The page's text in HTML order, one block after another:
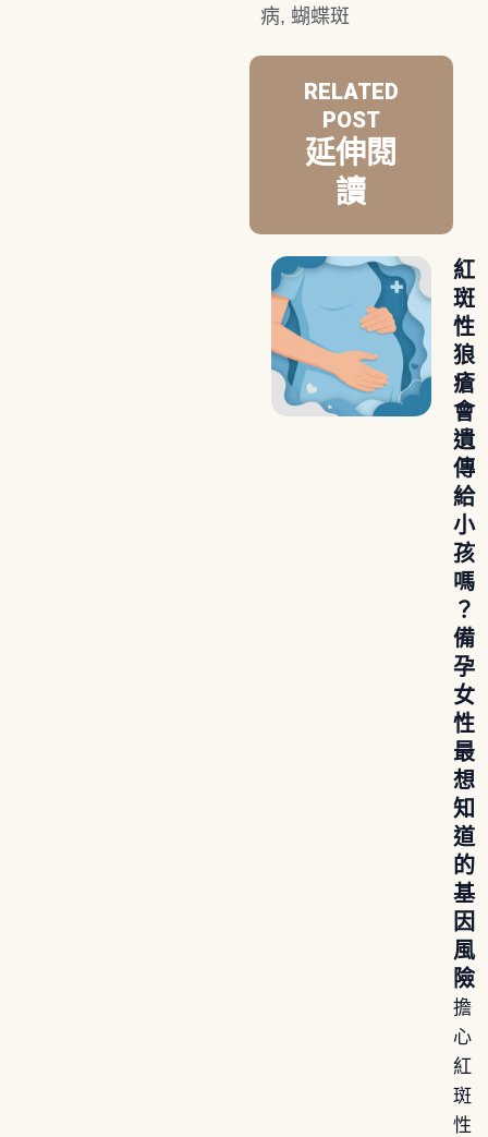
病, 蝴蝶斑
RELATED
POST
延伸閱
讀
紅
斑
性
狼
瘡
會
遺
傳
給
小
孩
嗎
？
備
孕
女
性
最
想
知
道
的
基
因
風
險
擔
心
紅
斑
性